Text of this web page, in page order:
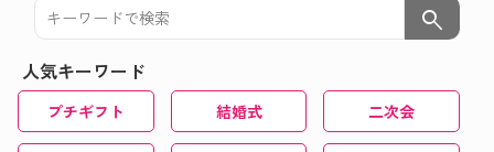
search
人気キーワード
プチギフト 結婚式 二次会